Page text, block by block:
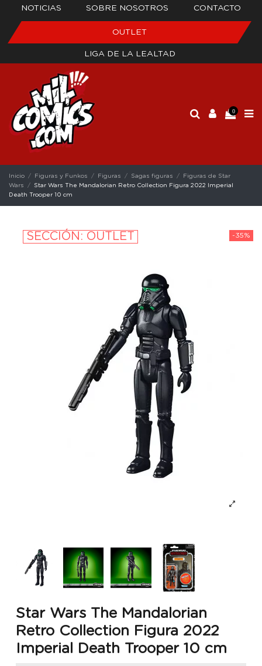
NOTICIAS SOBRE NOSOTROS CONTACTO
OUTLET
LIGA DE LA LEALTAD
0
Inicio Figuras y Funkos Figuras Sagas figuras
Figuras de Star
Wars
Star Wars The Mandalorian Retro Collection Figura 2022 Imperial
Death Trooper 10 cm
-35%
SECCIÓN: OUTLET
Star Wars The Mandalorian
Retro Collection Figura 2022
Imperial Death Trooper 10 cm